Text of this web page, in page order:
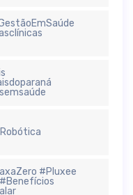
#Pluxee